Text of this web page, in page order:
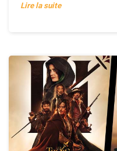
Lire la suite